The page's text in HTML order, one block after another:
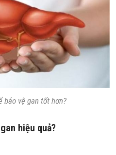
bảo vệ gan tốt hơn?
hiệu quả?